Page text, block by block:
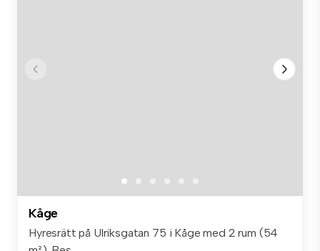
Kåge
Hyresrätt på Ulriksgatan 75 i Kåge med 2 rum (54